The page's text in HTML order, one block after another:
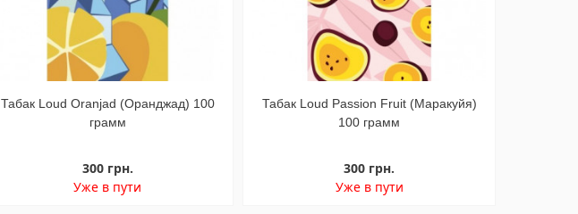
Табак Loud Oranjad (Оранджад) 100
грамм
300 грн.
Уже в пути
Табак Loud Passion Fruit (Маракуйя)
100 грамм
300 грн.
Уже в пути